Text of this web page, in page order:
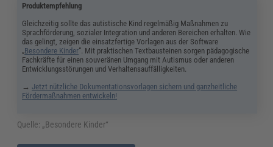
Produktempfehlung
Gleichzeitig sollte das autistische Kind regelmäßig Maßnahmen zu
Sprachförderung, sozialer Integration und anderen Bereichen erhalten. Wie
das gelingt, zeigen die einsatzfertige Vorlagen aus der Software
„Besondere Kinder“. Mit praktischen Textbausteinen sorgen pädagogische
Fachkräfte für einen souveränen Umgang mit Autismus oder anderen
Entwicklungsstörungen und Verhaltensauffälligkeiten.
→Jetzt nützliche Dokumentationsvorlagen sichern und ganzheitliche
Fördermaßnahmen entwickeln!
Quelle: „Besondere Kinder“